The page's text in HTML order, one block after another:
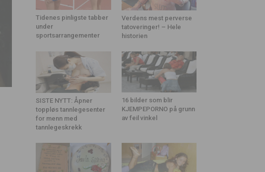
Tidenes pinligste tabber
under
sportsarrangementer
Verdens mest perverse
tatoveringer! – Hele
historien
SISTE NYTT: Åpner
toppløs tannlegesenter
for menn med
tannlegeskrekk
16 bilder som blir
KJEMPEPORNO på grunn
av feil vinkel